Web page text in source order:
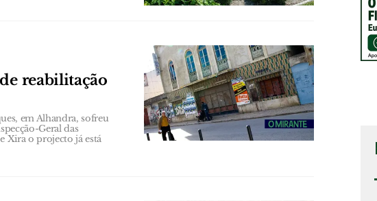
reabilitação
em Alhandra, sofreu
Geral das
Xira o projecto já está